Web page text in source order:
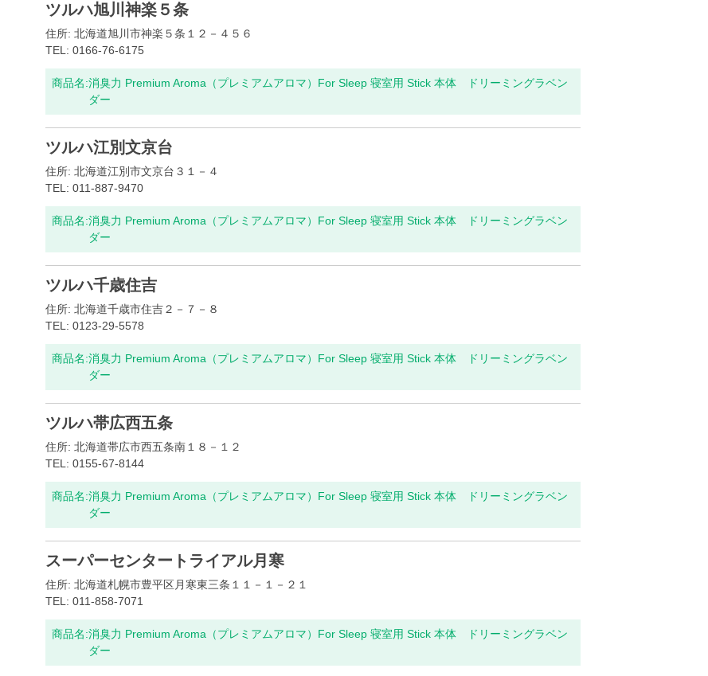
ツルハ旭川神楽５条
住所: 北海道旭川市神楽５条１２－４５６
TEL: 0166-76-6175
商品名:消臭力 Premium Aroma（プレミアムアロマ）For Sleep 寝室用 Stick 本体 ドリーミングラベン
ダー
ツルハ江別文京台
住所: 北海道江別市文京台３１－４
TEL: 011-887-9470
商品名:消臭力 Premium Aroma（プレミアムアロマ）For Sleep 寝室用 Stick 本体 ドリーミングラベン
ダー
ツルハ千歳住吉
住所: 北海道千歳市住吉２－７－８
TEL: 0123-29-5578
商品名:消臭力 Premium Aroma（プレミアムアロマ）For Sleep 寝室用 Stick 本体 ドリーミングラベン
ダー
ツルハ帯広西五条
住所: 北海道帯広市西五条南１８－１２
TEL: 0155-67-8144
商品名:消臭力 Premium Aroma（プレミアムアロマ）For Sleep 寝室用 Stick 本体 ドリーミングラベン
ダー
スーパーセンタートライアル月寒
住所: 北海道札幌市豊平区月寒東三条１１－１－２１
TEL: 011-858-7071
商品名:消臭力 Premium Aroma（プレミアムアロマ）For Sleep 寝室用 Stick 本体 ドリーミングラベン
ダー